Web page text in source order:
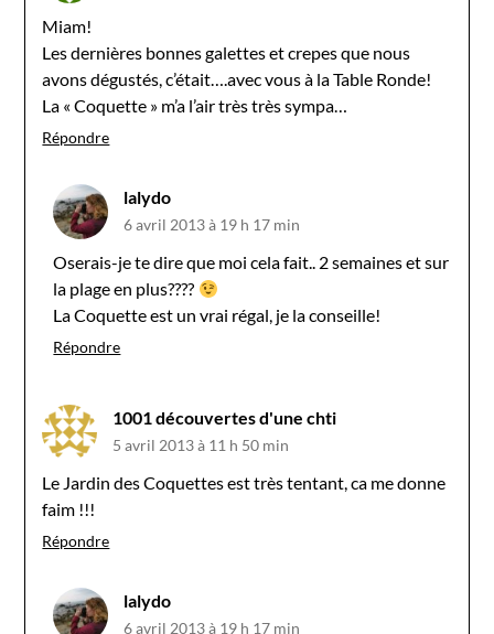
Miam!
Les dernières bonnes galettes et crepes que nous
avons dégustés, c’était….avec vous à la Table Ronde!
La « Coquette » m’a l’air très très sympa…
Répondre
lalydo
6 avril 2013 à 19 h 17 min
Oserais-je te dire que moi cela fait.. 2 semaines et sur
la plage en plus????
La Coquette est un vrai régal, je la conseille!
Répondre
1001 découvertes d'une chti
5 avril 2013 à 11 h 50 min
Le Jardin des Coquettes est très tentant, ca me donne
faim !!!
Répondre
lalydo
6 avril 2013 à 19 h 17 min